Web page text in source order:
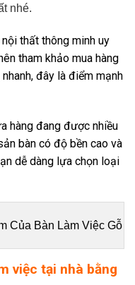
nhé.
thất thông minh uy
tham khảo mua hàng
đây là điểm mạnh
hàng đang được nhiều
bàn có độ bền cao và
dễ dàng lựa chọn loại
Của Bàn Làm Việc Gỗ
việc tại nhà bằng